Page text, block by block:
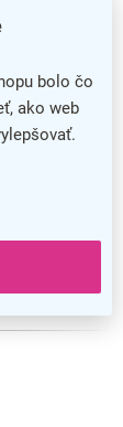
bolo čo
ako web
vôbec
do